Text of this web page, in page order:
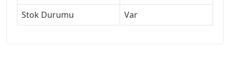
Stok Durumu
Var